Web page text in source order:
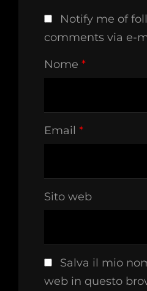
Notify me of
comments via e-
Nome *
Email *
Sito web
Salva il mio
web in questo